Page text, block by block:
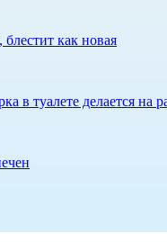
как новая
в туалете делается на